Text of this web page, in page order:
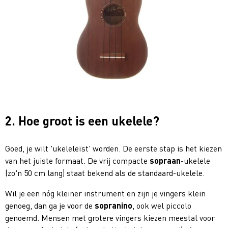
2. Hoe groot is een ukelele?
Goed, je wilt 'ukeleleïst' worden. De eerste stap is het kiezen
van het juiste formaat. De vrij compacte sopraan-ukelele
(zo'n 50 cm lang) staat bekend als de standaard-ukelele.
Wil je een nóg kleiner instrument en zijn je vingers klein
genoeg, dan ga je voor de sopranino , ook wel piccolo
genoemd. Mensen met grotere vingers kiezen meestal voor